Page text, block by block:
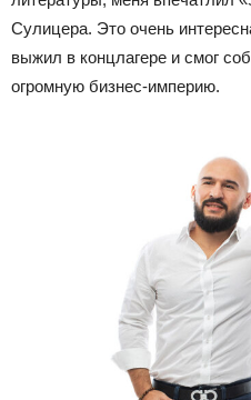
Сулицера. Это очень
выжил в концлагере и смог
огромную бизнес-империю.